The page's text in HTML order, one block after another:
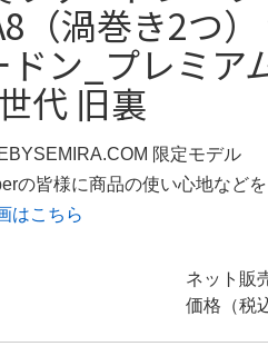
（渦巻き2つ
ドン_プレミア
代 旧裏
限定モデル
の皆様に商品の使い心地など
はこちら
ネット販
価格（税